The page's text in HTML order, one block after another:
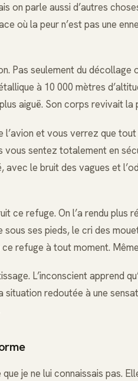
on parle aussi d’autres
où la peur n’est pas une
Pas seulement du décollage
à 10 000 mètres
aiguë. Son corps revivait la
et vous verrez que tout
vous sentez totalement en
avec le bruit des vagues et
ce refuge. On l’a rendu plus
ses pieds, le cri des
refuge à tout moment.
L’inconscient apprend
situation redoutée à une
je ne lui connaissais pas.